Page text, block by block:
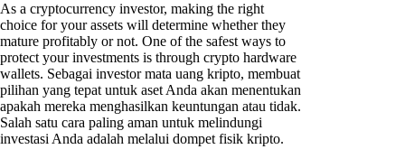
As a cryptocurrency investor, making the right
choice for your assets will determine whether they
mature profitably or not. One of the safest ways to
protect your investments is through crypto hardware
wallets. Sebagai investor mata uang kripto, membuat
pilihan yang tepat untuk aset Anda akan menentukan
apakah mereka menghasilkan keuntungan atau tidak.
Salah satu cara paling aman untuk melindungi
investasi Anda adalah melalui dompet fisik kripto.